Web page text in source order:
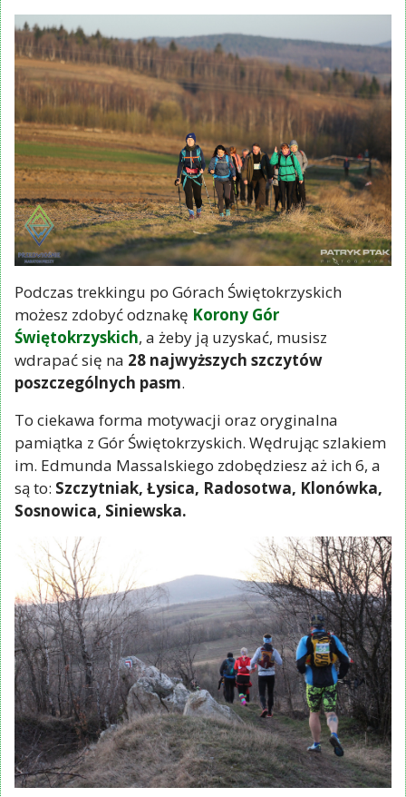
Podczas trekkingu po Górach Świętokrzyskich
możesz zdobyć odznakę Korony Gór
Świętokrzyskich, a żeby ją uzyskać, musisz
wdrapać się na 28 najwyższych szczytów
poszczególnych pasm.
To ciekawa forma motywacji oraz oryginalna
pamiątka z Gór Świętokrzyskich. Wędrując szlakiem
im. Edmunda Massalskiego zdobędziesz aż ich 6, a
są to: Szczytniak, Łysica, Radosotwa, Klonówka,
Sosnowica, Siniewska.